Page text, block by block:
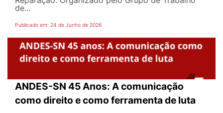
de...
Publicado em: 24 de Junho de 2026
ANDES-SN 45 Anos: A comunicação
como direito e como ferramenta de luta